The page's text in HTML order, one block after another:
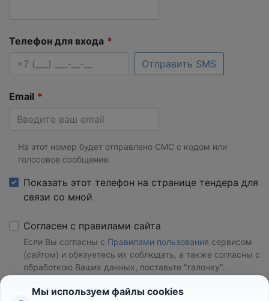
Телефон для входа
Отправить SMS
Email
На этот номер будет отправлено СМС с кодом или
голосовое сообщение.
Показать этот телефон на странице тендера для
связи со мной
Согласен с правилами сайта
Если Вы согласны с Правилами пользования сервисом
(сайтом) и обязуетесь их соблюдать, а также согласны с
обработкою Ваших данных, поставьте "галочку".
Мы используем файлы cookies